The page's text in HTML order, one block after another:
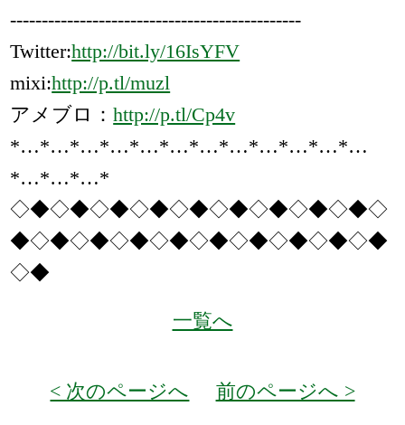
----------------------------------------------
Twitter:http://bit.ly/16IsYFV
mixi:http://p.tl/muzl
アメブロ：http://p.tl/Cp4v
*…*…*…*…*…*…*…*…*…*…*…*…
*…*…*…*
◇◆◇◆◇◆◇◆◇◆◇◆◇◆◇◆◇◆◇
◆◇◆◇◆◇◆◇◆◇◆◇◆◇◆◇◆◇◆
◇◆
一覧へ
< 次のページへ 前のページへ >